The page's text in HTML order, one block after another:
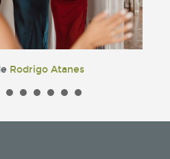
Rodrigo Atanes